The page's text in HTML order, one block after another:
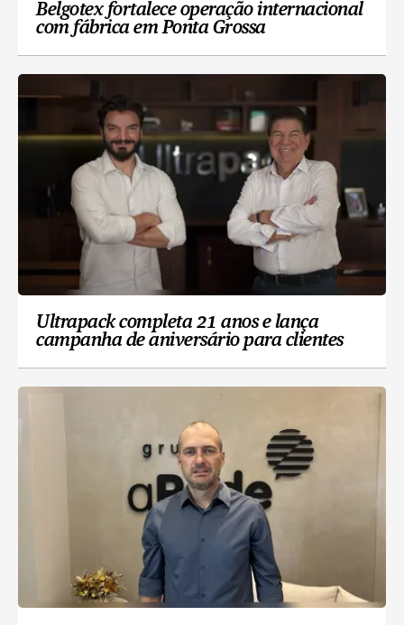
Belgotex fortalece operação internacional
com fábrica em Ponta Grossa
Ultrapack completa 21 anos e lança
campanha de aniversário para clientes